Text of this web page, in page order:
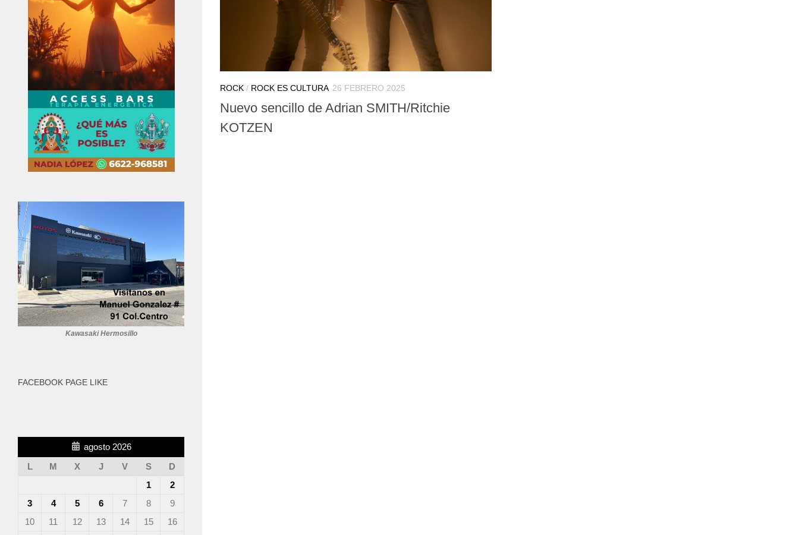
ROCK / ROCK ES CULTURA 26 FEBRERO 2025
Nuevo sencillo de Adrian SMITH/Ritchie
KOTZEN
Kawasaki Hermosillo
FACEBOOK PAGE LIKE
agosto 2026
L
M X J V S
D
1
2
3
4 5 6 7 8
9
10
11 12 13 14 15 16